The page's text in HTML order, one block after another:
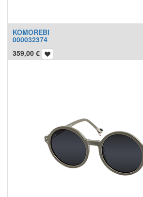
KOMOREBI
000032374
359,00 €